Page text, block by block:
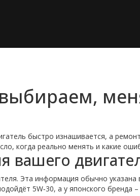
быстро изнашивается, а
когда реально менять и какие
вашего
Эта информация обычно указана
5W‑30, а у японского бренда